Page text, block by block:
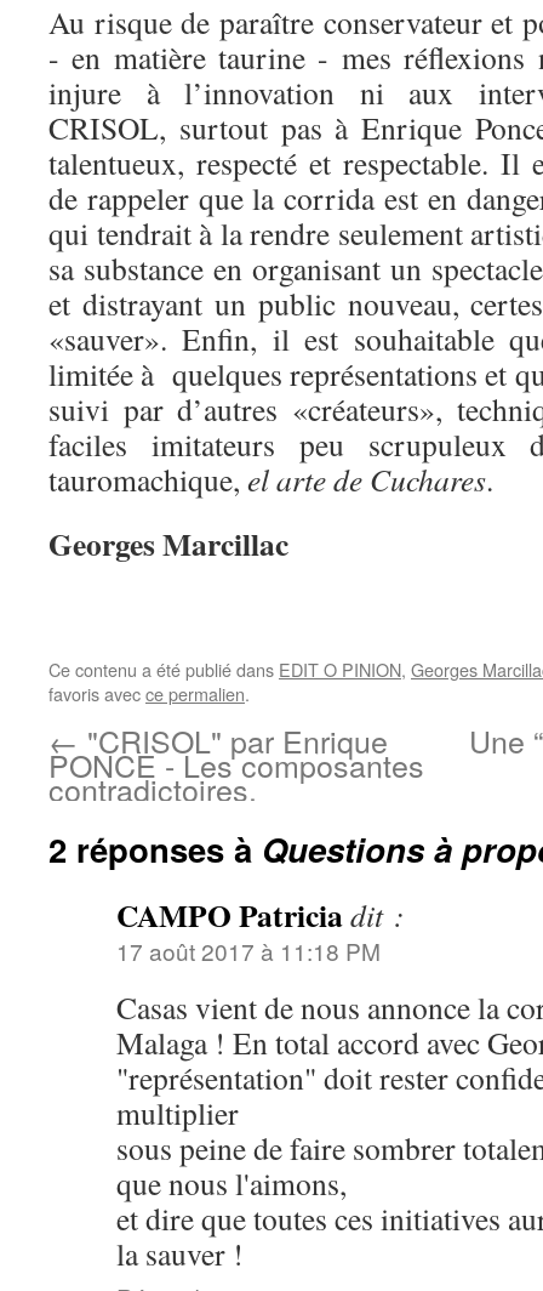
Au risque de paraître conservateur et
- en matière taurine - mes réflexions
injure à l’innovation ni aux
CRISOL, surtout pas à Enrique
talentueux, respecté et respectable. Il
de rappeler que la corrida est en
qui tendrait à la rendre seulement
sa substance en organisant un
et distrayant un public nouveau,
«sauver». Enfin, il est souhaitable
limitée à quelques représentations et
suivi par d’autres «créateurs»,
faciles imitateurs peu scrupuleux
tauromachique, el arte de Cuchares.
Georges Marcillac
Ce contenu a été publié dans EDIT O PINION, Georges
favoris avecce permalien.
← "CRISOL" par Enrique
PONCE - Les composantes
contradictoires.
Une
2 réponses à Questions à
CAMPO Patriciadit :
17 août 2017 à 11:18 PM
Casas vient de nous annonce la
Malaga ! En total accord avec
"représentation" doit rester
multiplier
sous peine de faire sombrer
que nous l'aimons,
et dire que toutes ces initiatives
la sauver !